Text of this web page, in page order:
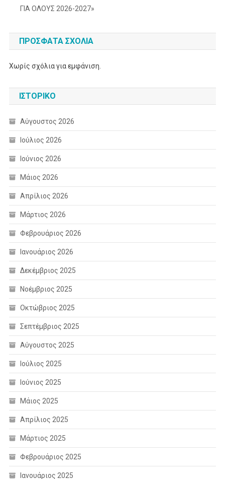
ΓΙΑ ΟΛΟΥΣ 2026-2027»
ΠΡΌΣΦΑΤΑ ΣΧΌΛΙΑ
Χωρίς σχόλια για εμφάνιση.
ΙΣΤΟΡΙΚΌ
Αύγουστος 2026
Ιούλιος 2026
Ιούνιος 2026
Μάιος 2026
Απρίλιος 2026
Μάρτιος 2026
Φεβρουάριος 2026
Ιανουάριος 2026
Δεκέμβριος 2025
Νοέμβριος 2025
Οκτώβριος 2025
Σεπτέμβριος 2025
Αύγουστος 2025
Ιούλιος 2025
Ιούνιος 2025
Μάιος 2025
Απρίλιος 2025
Μάρτιος 2025
Φεβρουάριος 2025
Ιανουάριος 2025